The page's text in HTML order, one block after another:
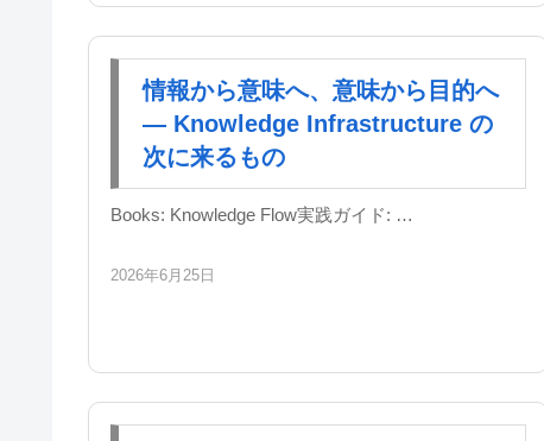
情報から意味へ、意味から目的へ
― Knowledge Infrastructure の
次に来るもの
Books: Knowledge Flow実践ガイド: …
2026年6月25日